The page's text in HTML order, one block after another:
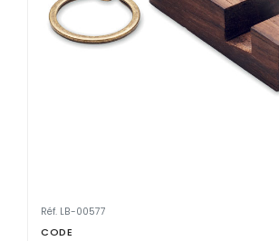
Réf. LB-00577
CODE